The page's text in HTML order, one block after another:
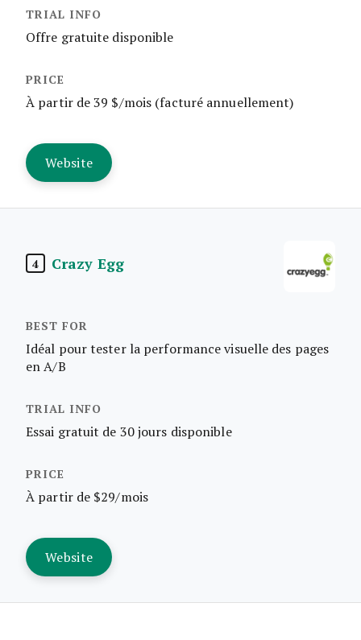
Offre gratuite disponible
À partir de 39 $/mois (facturé annuellement)
Website
4 Crazy Egg
Idéal pour tester la performance visuelle des pages
en A/B
Essai gratuit de 30 jours disponible
À partir de $29/mois
Website